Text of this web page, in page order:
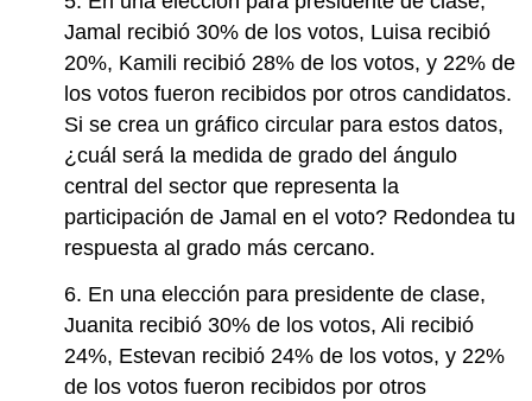
Jamal recibió 30% de los votos, Luisa recibió
20%, Kamili recibió 28% de los votos, y 22% de
los votos fueron recibidos por otros candidatos.
Si se crea un gráfico circular para estos datos,
¿cuál será la medida de grado del ángulo
central del sector que representa la
participación de Jamal en el voto? Redondea tu
respuesta al grado más cercano.
6. En una elección para presidente de clase,
Juanita recibió 30% de los votos, Ali recibió
24%, Estevan recibió 24% de los votos, y 22%
de los votos fueron recibidos por otros